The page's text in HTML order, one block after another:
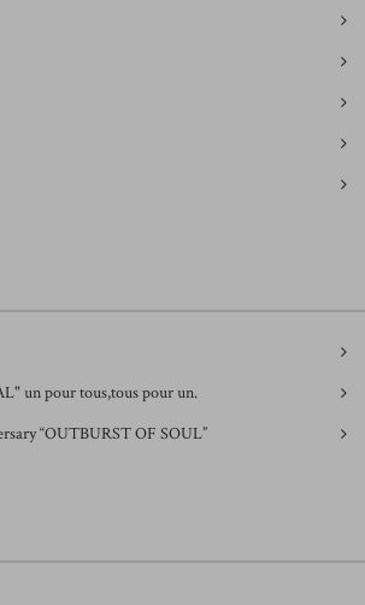
un pour tous,tous pour un.
“OUTBURST OF SOUL”